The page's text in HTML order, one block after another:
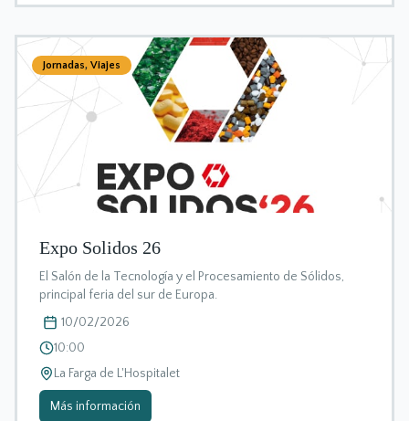
Jornadas, Viajes
Expo Solidos 26
El Salón de la Tecnología y el Procesamiento de Sólidos,
principal feria del sur de Europa.
10/02/2026
10:00
La Farga de L'Hospitalet
Más información